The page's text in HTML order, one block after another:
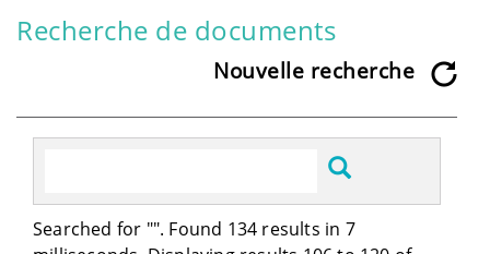
Recherche de documents
Nouvelle recherche
Searched for "". Found 134 results in 7